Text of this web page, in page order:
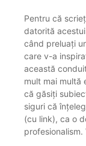
Pentru că
datorită
când preluați
care v-a
această
mult mai multă
că găsiți
siguri că
(cu link), ca o
profesionalism.